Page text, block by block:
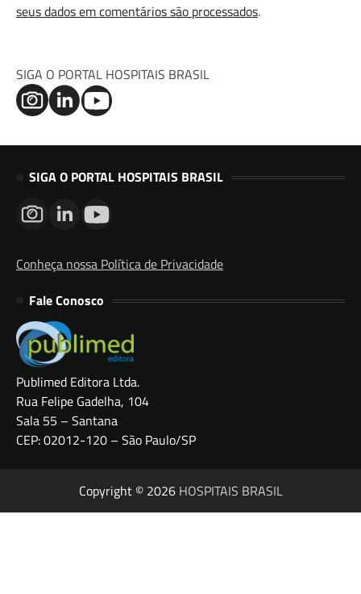
seus dados em comentários são processados.
SIGA O PORTAL HOSPITAIS BRASIL
SIGA O PORTAL HOSPITAIS BRASIL
Conheça nossa Política de Privacidade
Fale Conosco
Publimed Editora Ltda.
Rua Felipe Gadelha, 104
Sala 55 – Santana
CEP: 02012-120 – São Paulo/SP
Copyright © 2026 HOSPITAIS BRASIL